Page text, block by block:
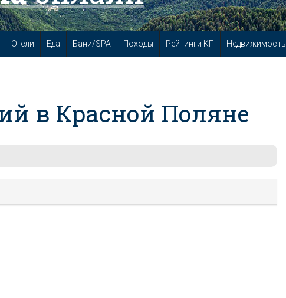
Отели Еда Бани/SPA Походы Рейтинги КП Недвижимость
в Красной Поляне